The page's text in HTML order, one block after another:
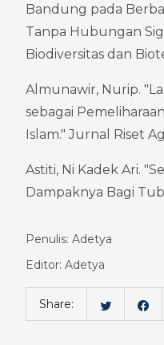
Bandung pada
Tanpa Hubungan
Biodiversitas dan
Almunawir, Nurip.
sebagai
Islam." Jurnal Riset
Astiti, Ni Kadek Ari.
Dampaknya Bagi
Penulis: Adetya
Editor: Adetya
Share: